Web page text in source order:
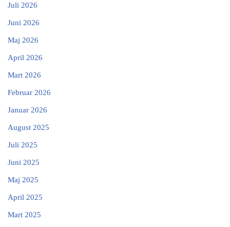
Juli 2026
Juni 2026
Maj 2026
April 2026
Mart 2026
Februar 2026
Januar 2026
August 2025
Juli 2025
Juni 2025
Maj 2025
April 2025
Mart 2025